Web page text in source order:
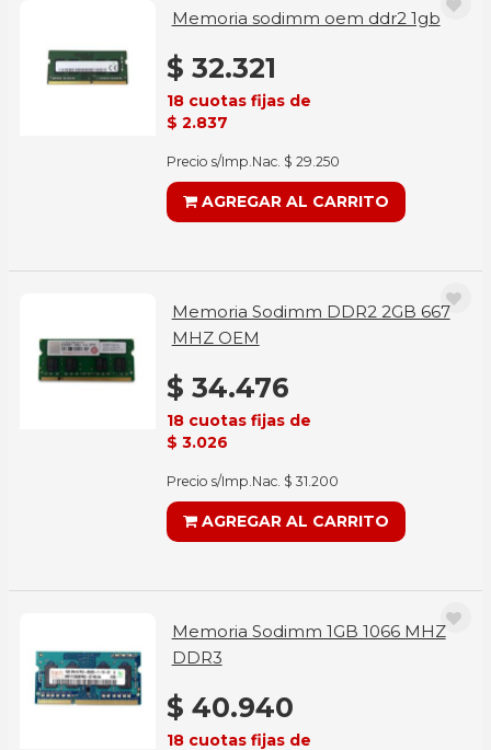
Memoria sodimm oem ddr2 1gb
$ 32.321
18 cuotas fijas de
$ 2.837
Precio s/Imp.Nac. $ 29.250
AGREGAR AL CARRITO
Memoria Sodimm DDR2 2GB 667
MHZ OEM
$ 34.476
18 cuotas fijas de
$ 3.026
Precio s/Imp.Nac. $ 31.200
AGREGAR AL CARRITO
Memoria Sodimm 1GB 1066 MHZ
DDR3
$ 40.940
18 cuotas fijas de